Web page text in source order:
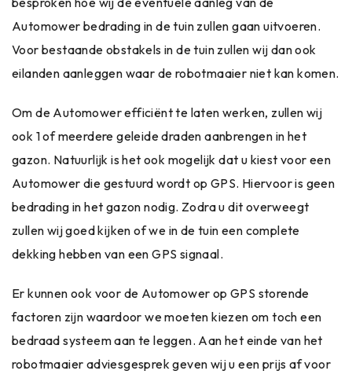
Automower bedrading in de tuin zullen gaan uitvoeren.
Voor bestaande obstakels in de tuin zullen wij dan ook
eilanden aanleggen waar de robotmaaier niet kan komen.
Om de Automower efficiënt te laten werken, zullen wij
ook 1 of meerdere geleide draden aanbrengen in het
gazon. Natuurlijk is het ook mogelijk dat u kiest voor een
Automower die gestuurd wordt op GPS. Hiervoor is geen
bedrading in het gazon nodig. Zodra u dit overweegt
zullen wij goed kijken of we in de tuin een complete
dekking hebben van een GPS signaal.
Er kunnen ook voor de Automower op GPS storende
factoren zijn waardoor we moeten kiezen om toch een
bedraad systeem aan te leggen. Aan het einde van het
robotmaaier adviesgesprek geven wij u een prijs af voor